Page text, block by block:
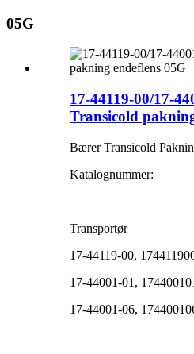
05G
17-44119-00/17-
Transicold
Bærer Transicold
Katalognummer:
Transportør
17-44119-00,
17-44001-01,
17-44001-06,